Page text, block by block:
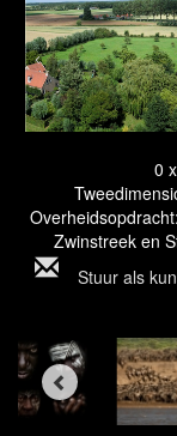
0
Zwinstreek en
Stuur als